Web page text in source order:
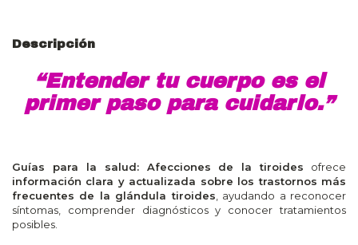
Descripción
“Entender tu cuerpo es el
primer paso para cuidarlo.”
Guías para la salud: Afecciones de la tiroides ofrece
información clara y actualizada sobre los trastornos más
frecuentes de la glándula tiroides , ayudando a reconocer
síntomas, comprender diagnósticos y conocer tratamientos
posibles.